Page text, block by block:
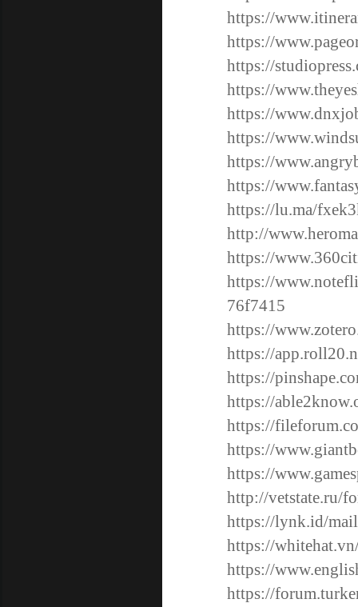
https://
https://
https://
https://
https://
https://
https://
https://
https://lu.ma/
http://
https://
https://
76f7415
https://
https://
https://
https://
https://
https://
https://
http://vetstate.ru/
https://lynk.id/
https://
https://
https://